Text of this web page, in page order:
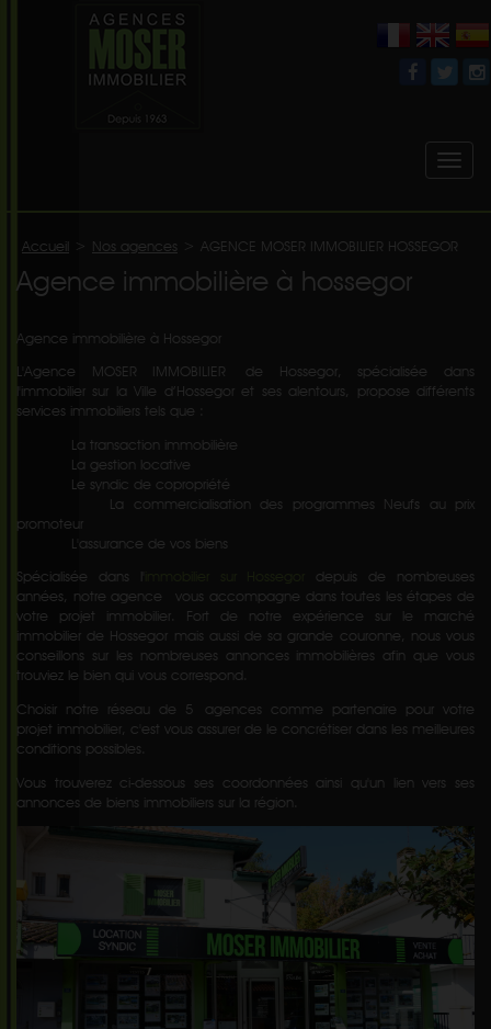
Accueil > Nos agences > AGENCE MOSER IMMOBILIER HOSSEGOR
Agence immobilière à hossegor
Agence immobilière à Hossegor
L'Agence MOSER IMMOBILIER de Hossegor, spécialisée dans
l'immobilier sur la Ville d’Hossegor et ses alentours, propose différents
services immobiliers tels que :
La transaction immobilière
La gestion locative
Le syndic de copropriété
La commercialisation des programmes Neufs au prix
promoteur
L'assurance de vos biens
Spécialisée dans l'
depuis de nombreuses
années, notre agence vous accompagne dans toutes les étapes de
votre projet immobilier. Fort de notre expérience sur le marché
immobilier de Hossegor mais aussi de sa grande couronne, nous vous
conseillons sur les nombreuses annonces immobilières afin que vous
trouviez le bien qui vous correspond.
Choisir notre réseau de 5 agences comme partenaire pour votre
projet immobilier, c'est vous assurer de le concrétiser dans les meilleures
conditions possibles.
Vous trouverez ci-dessous ses coordonnées ainsi qu'un lien vers ses
annonces de biens immobiliers sur la région.